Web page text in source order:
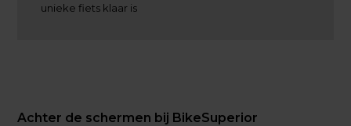
unieke fiets klaar is
Achter de schermen bij BikeSuperior